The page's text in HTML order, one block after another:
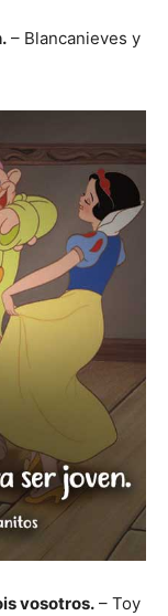
– Blancanieves y
vosotros. – Toy